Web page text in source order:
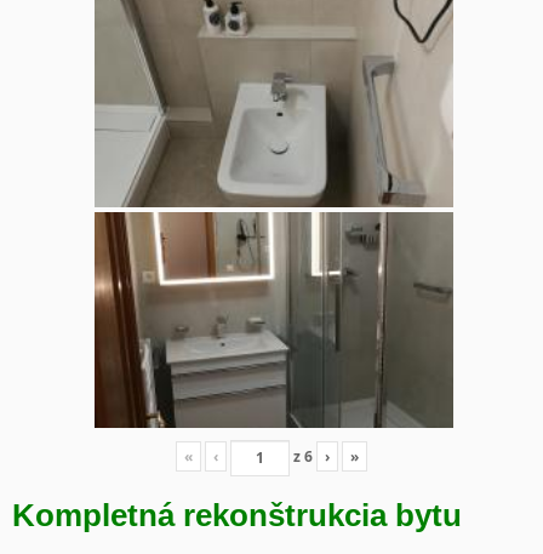
« ‹ z6 › »
Kompletná rekonštrukcia bytu